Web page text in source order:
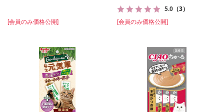
[会員のみ価格公開]
5.0 （3）
[会員のみ価格公開]